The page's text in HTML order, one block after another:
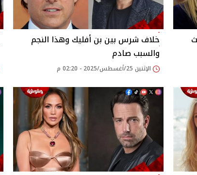
خلاف شرس بين بن أفليك وهذا النجم
والسبب صادم
الإثنين 25/أغسطس/2025 - 02:20 م